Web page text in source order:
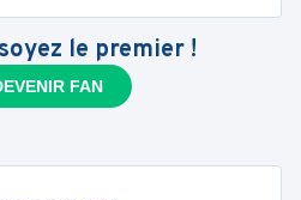
le premier !
FAN